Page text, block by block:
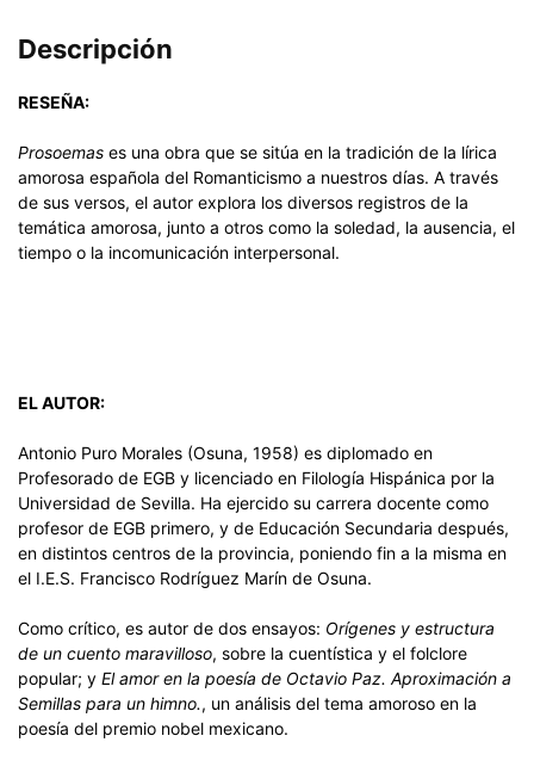
Descripción
RESEÑA:
Prosoemas es una obra que se sitúa en la tradición de la lírica
amorosa española del Romanticismo a nuestros días. A través
de sus versos, el autor explora los diversos registros de la
temática amorosa, junto a otros como la soledad, la ausencia, el
tiempo o la incomunicación interpersonal.
EL AUTOR:
Antonio Puro Morales (Osuna, 1958) es diplomado en
Profesorado de EGB y licenciado en Filología Hispánica por la
Universidad de Sevilla. Ha ejercido su carrera docente como
profesor de EGB primero, y de Educación Secundaria después,
en distintos centros de la provincia, poniendo fin a la misma en
el I.E.S. Francisco Rodríguez Marín de Osuna.
Como crítico, es autor de dos ensayos: Orígenes y estructura
de un cuento maravilloso, sobre la cuentística y el folclore
popular; y El amor en la poesía de Octavio Paz. Aproximación a
Semillas para un himno., un análisis del tema amoroso en la
poesía del premio nobel mexicano.